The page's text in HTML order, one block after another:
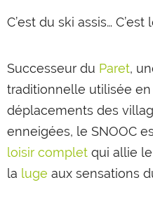
C’est du ski assis… C’est
Successeur du Paret,
traditionnelle utilisée
déplacements des
enneigées, le SNOOC
loisir complet qui allie
la luge aux sensations